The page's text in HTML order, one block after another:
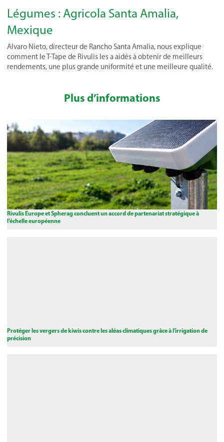
Légumes : Agricola Santa Amalia,
Mexique
Alvaro Nieto, directeur de Rancho Santa Amalia, nous explique
comment le T-Tape de Rivulis les a aidés à obtenir de meilleurs
rendements, une plus grande uniformité et une meilleure qualité.
Plus d’informations
Rivulis Europe et Spherag concluent un accord de partenariat stratégique à
l’échelle européenne
Protéger les vergers de kiwis contre les aléas climatiques grâce à l’irrigation de
précision